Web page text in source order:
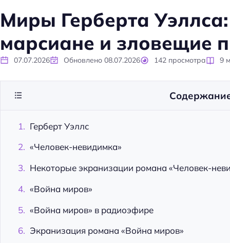
b
o
Миры Герберта
марсиане и зловещие
07.07.2026 Обновлено 08.07.2026 142 просмотра 9
Герберт Уэллс
«Человек-невидимка»
Некоторые экранизации романа «Человек-
«Война миров»
«Война миров» в радиоэфире
Экранизация романа «Война миров»